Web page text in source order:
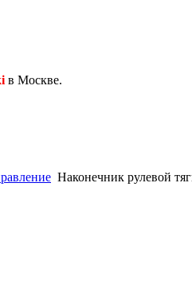
в Москве.
Наконечник рулевой